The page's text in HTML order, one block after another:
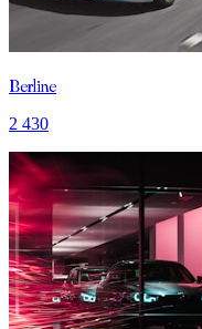
Berline
2 430